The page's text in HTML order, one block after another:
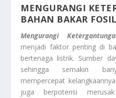
MENGURANGI
BAHAN BAKAR FOSIL
Mengurangi
menjadi faktor penting di
bertenaga listrik. Sumber
sehingga semakin
mempercepat
juga berpotensi